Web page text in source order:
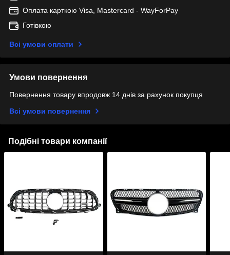
Оплата карткою Visa, Mastercard - WayForPay
Готівкою
Всі умови оплати
Умови повернення
Повернення товару впродовж 14 днів за рахунок покупця
Всі умови повернення
Подібні товари компанії